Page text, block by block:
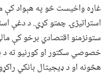
غاړه واخیست څو په هېواد کې
استراتیژۍ چمتو کړي. د دغې
ستونزمنو اقتصادي برخو کې
خصوصي سکتور او کورنیو ته د
هڅونه او د ډیجیتال بانکي